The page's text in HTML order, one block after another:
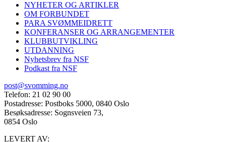
NYHETER OG ARTIKLER
OM FORBUNDET
PARA SVØMMEIDRETT
KONFERANSER OG ARRANGEMENTER
KLUBBUTVIKLING
UTDANNING
Nyhetsbrev fra NSF
Podkast fra NSF
post@svomming.no
Telefon: 21 02 90 00
Postadresse: Postboks 5000, 0840 Oslo
Besøksadresse: Sognsveien 73,
0854 Oslo
LEVERT AV: